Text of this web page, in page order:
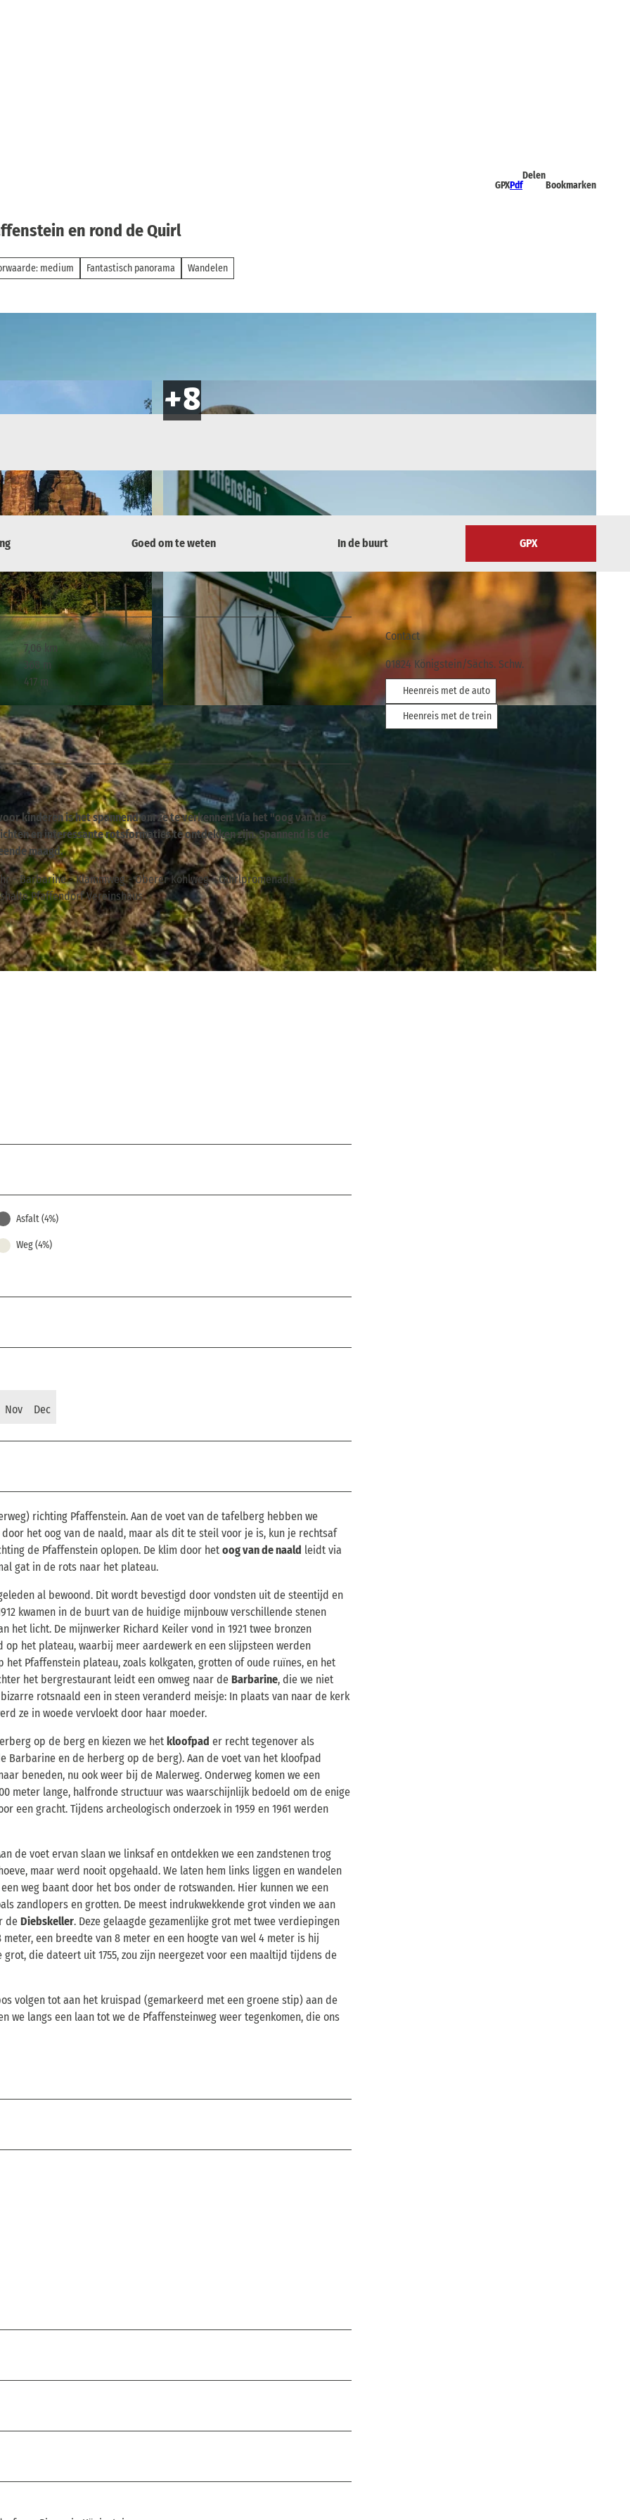
GPXPdf
Delen
Bookmarken
en rond de Quirl
medium Fantastisch panorama Wandelen
© TMGS © Thorsten Günthert , Tourismusverband Sächsische Schweiz
Goed om te weten In de buurt GPX
7,06 km
368 m
417 m
kinderen is het spannend om ze te verkennen! Via het "oog van de
en interessante rotsformaties te ontdekken zijn. Spannend is de
maagd.
- Barbarine - Klammweg - Oberer Kohlweg - Quirlpromenade -
Pfaffendorf Vereinshaus
Asfalt (4%)
Weg (4%)
Nov Dec
richting Pfaffenstein. Aan de voet van de tafelberg hebben we
het oog van de naald, maar als dit te steil voor je is, kun je rechtsaf
de Pfaffenstein oplopen. De klim door het oog van de naald leidt via
gat in de rots naar het plateau.
al bewoond. Dit wordt bevestigd door vondsten uit de steentijd en
kwamen in de buurt van de huidige mijnbouw verschillende stenen
het licht. De mijnwerker Richard Keiler vond in 1921 twee bronzen
het plateau, waarbij meer aardewerk en een slijpsteen werden
Pfaffenstein plateau, zoals kolkgaten, grotten of oude ruïnes, en het
het bergrestaurant leidt een omweg naar de Barbarine, die we niet
rotsnaald een in steen veranderd meisje: In plaats van naar de kerk
ze in woede vervloekt door haar moeder.
op de berg en kiezen we het kloofpad er recht tegenover als
en de herberg op de berg). Aan de voet van het kloofpad
beneden, nu ook weer bij de Malerweg. Onderweg komen we een
meter lange, halfronde structuur was waarschijnlijk bedoeld om de enige
een gracht. Tijdens archeologisch onderzoek in 1959 en 1961 werden
de voet ervan slaan we linksaf en ontdekken we een zandstenen trog
maar werd nooit opgehaald. We laten hem links liggen en wandelen
weg baant door het bos onder de rotswanden. Hier kunnen we een
zandlopers en grotten. De meest indrukwekkende grot vinden we aan
de Diebskeller. Deze gelaagde gezamenlijke grot met twee verdiepingen
een breedte van 8 meter en een hoogte van wel 4 meter is hij
die dateert uit 1755, zou zijn neergezet voor een maaltijd tijdens de
volgen tot aan het kruispad (gemarkeerd met een groene stip) aan de
langs een laan tot we de Pfaffensteinweg weer tegenkomen, die ons
Contact
01824 Königstein/Sächs. Schw.
Heenreis met de auto
Heenreis met de trein